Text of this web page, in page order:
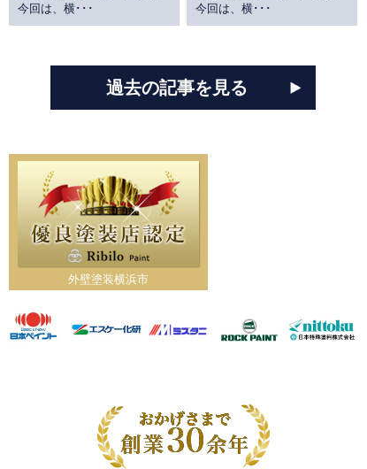
今回は、横･･･
今回は、横･･･
過去の記事を見る
外壁塗装横浜市